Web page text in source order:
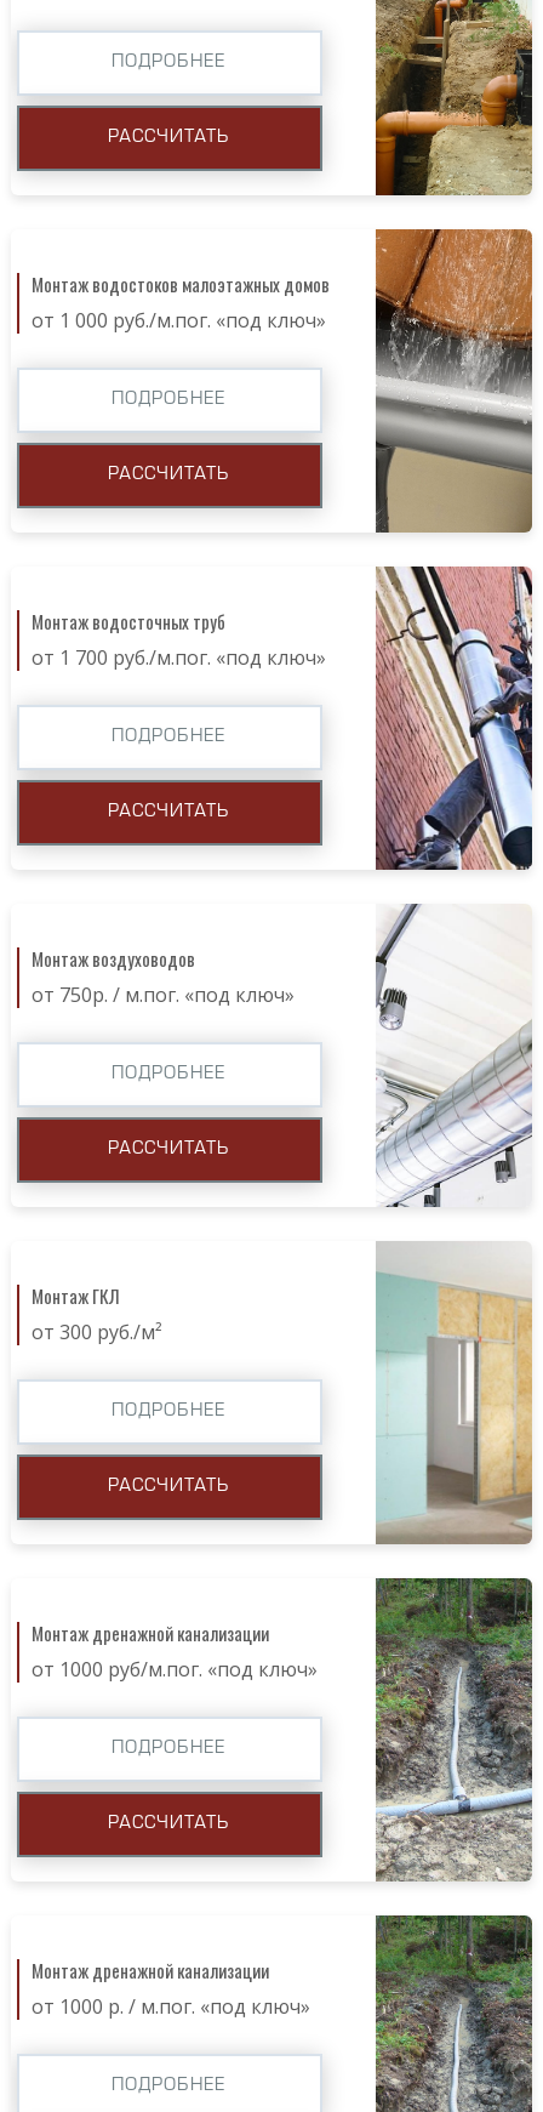
ПОДРОБНЕЕ
РАССЧИТАТЬ
Монтаж водостоков малоэтажных домов
от 1 000 руб./м.пог. «под ключ»
ПОДРОБНЕЕ
РАССЧИТАТЬ
Монтаж водосточных труб
от 1 700 руб./м.пог. «под ключ»
ПОДРОБНЕЕ
РАССЧИТАТЬ
Монтаж воздуховодов
от 750р. / м.пог. «под ключ»
ПОДРОБНЕЕ
РАССЧИТАТЬ
Монтаж ГКЛ
от 300 руб./м²
ПОДРОБНЕЕ
РАССЧИТАТЬ
Монтаж дренажной канализации
от 1000 руб/м.пог. «под ключ»
ПОДРОБНЕЕ
РАССЧИТАТЬ
Монтаж дренажной канализации
от 1000 р. / м.пог. «под ключ»
ПОДРОБНЕЕ